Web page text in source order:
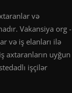
və
Vakansiya org -
və iş elanları ilə
axtaranların uyğun
işçilər